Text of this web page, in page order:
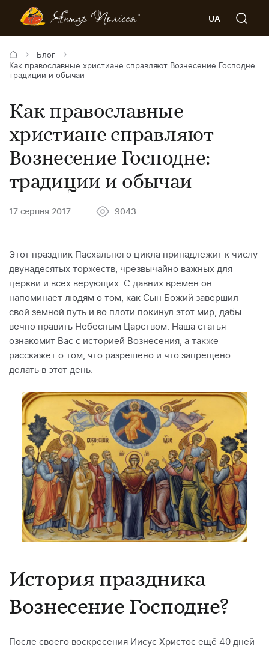
UA
Блог
Как православные христиане справляют Вознесение Господне:
традиции и обычаи
Как православные
христиане справляют
Вознесение Господне:
традиции и обычаи
17 серпня 2017 9043
Этот праздник Пасхального цикла принадлежит к числу
двунадесятых торжеств, чрезвычайно важных для
церкви и всех верующих. С давних времён он
напоминает людям о том, как Сын Божий завершил
свой земной путь и во плоти покинул этот мир, дабы
вечно править Небесным Царством. Наша статья
ознакомит Вас с историей Вознесения, а также
расскажет о том, что разрешено и что запрещено
делать в этот день.
История праздника
Вознесение Господне?
После своего воскресения Иисус Христос ещё 40 дней